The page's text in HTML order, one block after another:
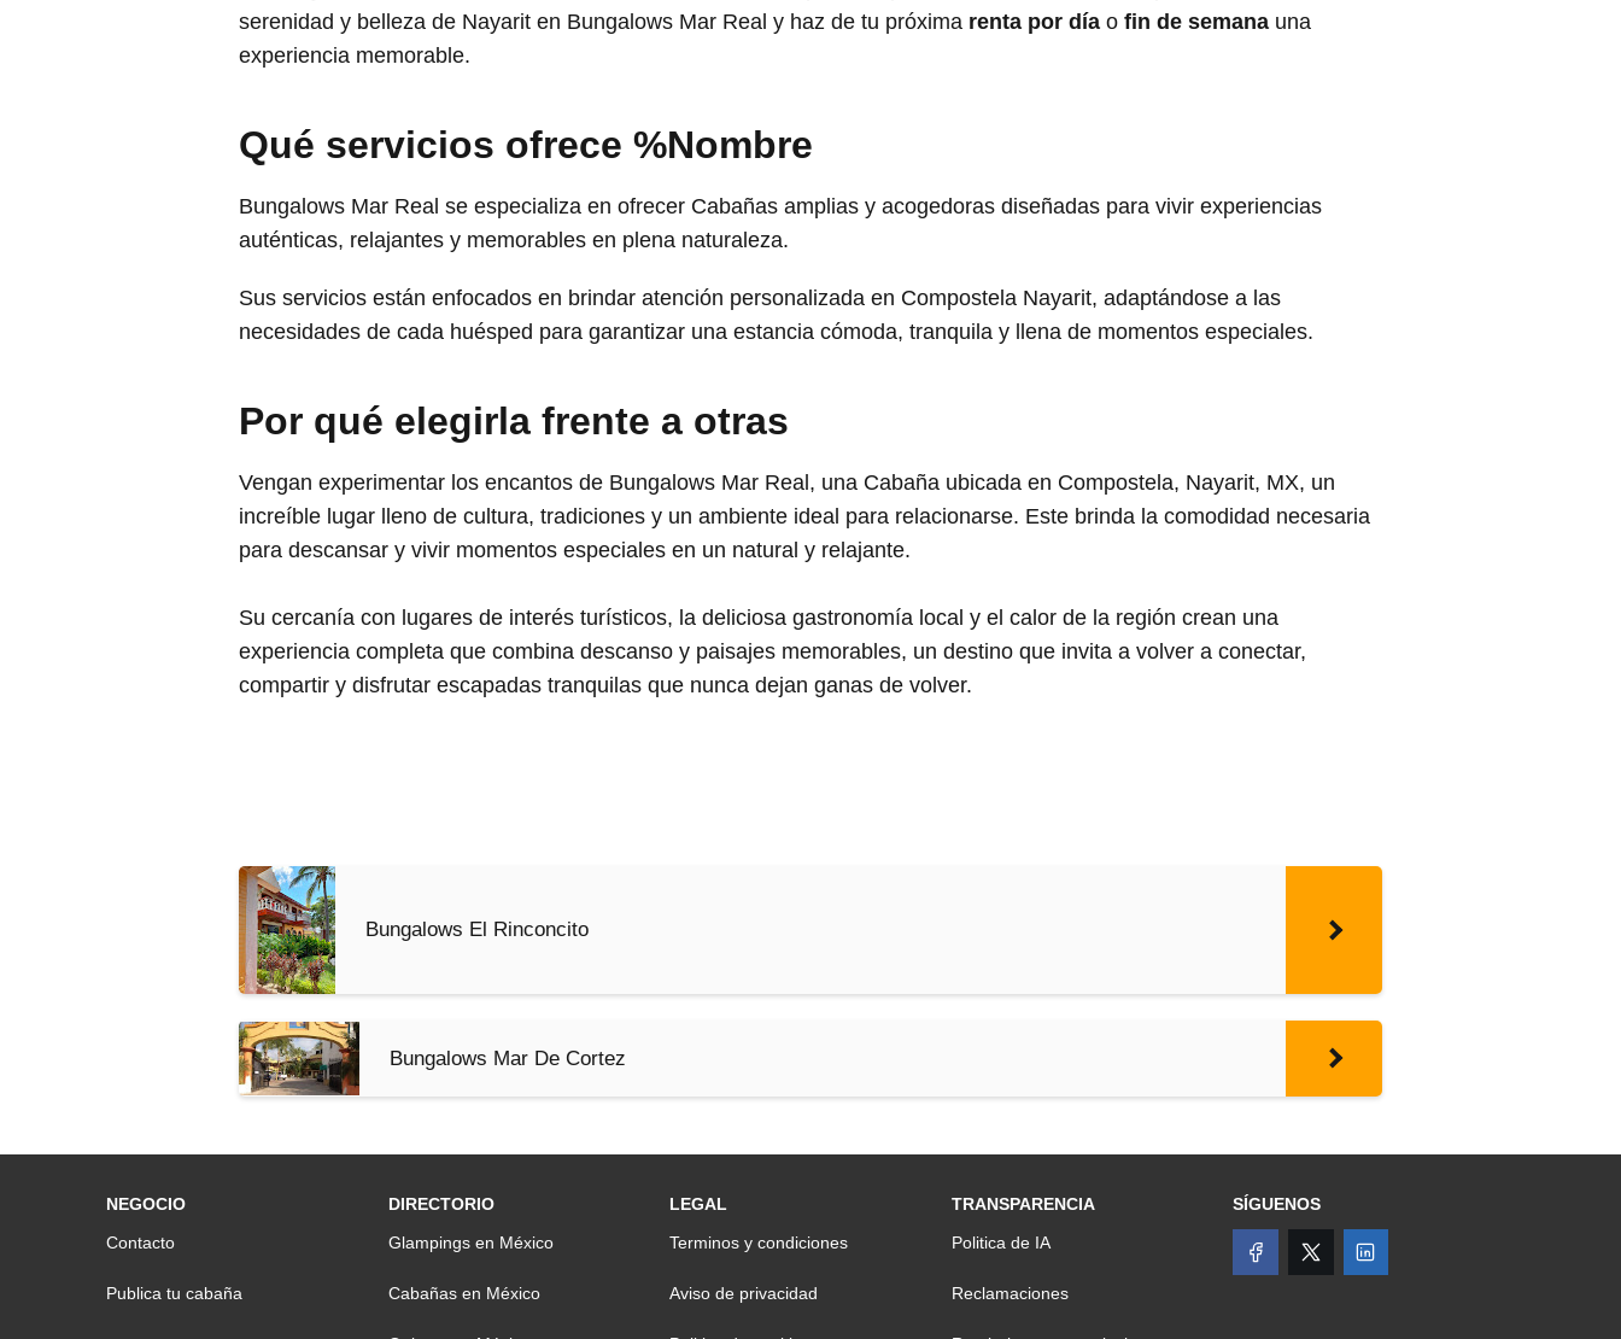
serenidad y belleza de Nayarit en Bungalows Mar Real y haz de tu próxima renta por día o fin de semana una
experiencia memorable.
Qué servicios ofrece %Nombre
Bungalows Mar Real se especializa en ofrecer Cabañas amplias y acogedoras diseñadas para vivir experiencias
auténticas, relajantes y memorables en plena naturaleza.
Sus servicios están enfocados en brindar atención personalizada en Compostela Nayarit, adaptándose a las
necesidades de cada huésped para garantizar una estancia cómoda, tranquila y llena de momentos especiales.
Por qué elegirla frente a otras
Vengan experimentar los encantos de Bungalows Mar Real, una Cabaña ubicada en Compostela, Nayarit, MX, un
increíble lugar lleno de cultura, tradiciones y un ambiente ideal para relacionarse. Este brinda la comodidad necesaria
para descansar y vivir momentos especiales en un natural y relajante.
Su cercanía con lugares de interés turísticos, la deliciosa gastronomía local y el calor de la región crean una
experiencia completa que combina descanso y paisajes memorables, un destino que invita a volver a conectar,
compartir y disfrutar escapadas tranquilas que nunca dejan ganas de volver.
Bungalows El Rinconcito
Bungalows Mar De Cortez
NEGOCIO
Contacto
Publica tu cabaña
DIRECTORIO
Glampings en México
Cabañas en México
LEGAL
Terminos y condiciones
Aviso de privacidad
TRANSPARENCIA
Politica de IA
Reclamaciones
SÍGUENOS